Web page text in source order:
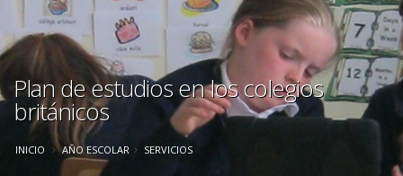
Plan de estudios en los colegios
británicos
INICIO AÑO ESCOLAR SERVICIOS